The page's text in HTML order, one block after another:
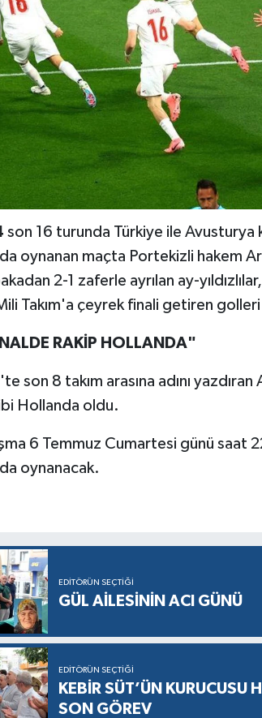
son 16 turunda Türkiye ile Avusturya
oynanan maçta Portekizli hakem
2-1 zaferle ayrılan ay-yıldızlılar,
Takım'a çeyrek finali getiren
RAKİP HOLLANDA"
son 8 takım arasına adını yazdıran
Hollanda oldu.
6 Temmuz Cumartesi günü
oynanacak.
EDITÖRÜN SEÇTIĞI
GÜL AİLESİNİN ACI GÜNÜ
EDITÖRÜN SEÇTIĞI
KEBİR SÜT’ÜN KURUCUSU
SON GÖREV